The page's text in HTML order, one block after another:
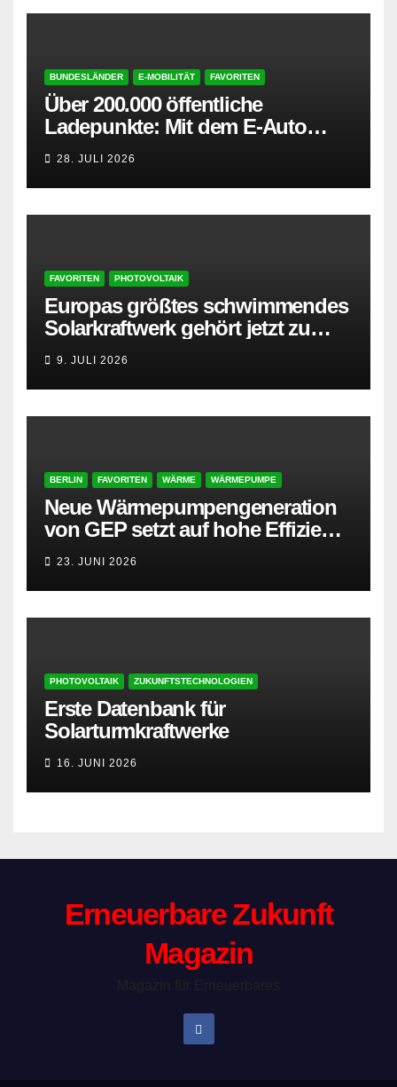
BUNDESLÄNDER E-MOBILITÄT FAVORITEN
Über 200.000 öffentliche
Ladepunkte: Mit dem E-Auto
entspannt in den Sommerurlaub
28. JULI 2026
FAVORITEN PHOTOVOLTAIK
Europas größtes schwimmendes
Solarkraftwerk gehört jetzt zu
AMPYR
9. JULI 2026
BERLIN FAVORITEN WÄRME WÄRMEPUMPE
Neue Wärmepumpengeneration
von GEP setzt auf hohe Effizienz
und besonders leisen Betrieb
23. JUNI 2026
PHOTOVOLTAIK ZUKUNFTSTECHNOLOGIEN
Erste Datenbank für
Solarturmkraftwerke
16. JUNI 2026
Erneuerbare Zukunft
Magazin